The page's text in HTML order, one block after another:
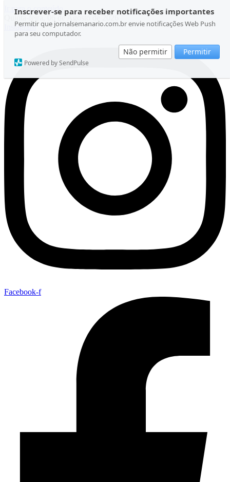
Inscrever-se para receber notificações importantes
Permitir que jornalsemanario.com.br envie notificações Web Push
para seu computador.
Não permitir Permitir
Powered by SendPulse
Ir para o conteúdo
Quinta-feira, 06 de Agosto de 2026
Instagram
Facebook-f